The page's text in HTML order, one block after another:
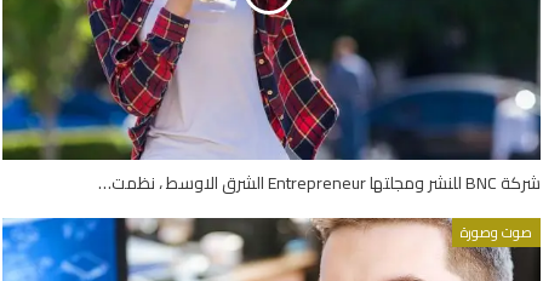
شركة BNC للنشر ومجلتها Entrepreneur الشرق الاوسط ، نظمت…
صوت وصورة